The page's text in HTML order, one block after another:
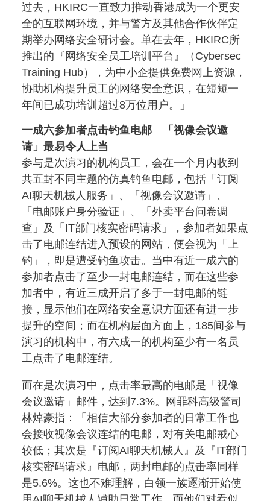
过去，HKIRC一直致力推动香港成为一个更安
全的互联网环境，并与警方及其他合作伙伴定
期举办网络安全研讨会。单在去年，HKIRC所
推出的『网络安全员工培训平台』（Cybersec
Training Hub），为中小企提供免费网上资源，
协助机构提升员工的网络安全意识，在短短一
年间已成功培训超过8万位用户。」
一成六参加者点击钓鱼电邮 「视像会议邀
请」最易令人上当
参与是次演习的机构员工，会在一个月内收到
共五封不同主题的仿真钓鱼电邮，包括「订阅
AI聊天机械人服务」、「视像会议邀请」、
「电邮账户身分验证」、「外卖平台问卷调
查」及「IT部门核实密码请求」，参加者如果点
击了电邮连结进入预设的网站，便会视为「上
钓」，即是遭受钓鱼攻击。当中有近一成六的
参加者点击了至少一封电邮连结，而在这些参
加者中，有近三成开启了多于一封电邮的链
接，显示他们在网络安全意识方面还有进一步
提升的空间；而在机构层面方面上，185间参与
演习的机构中，有六成一的机构至少有一名员
工点击了电邮连结。
而在是次演习中，点击率最高的电邮是「视像
会议邀请」邮件，达到7.3%。网罪科高级警司
林焯豪指：「相信大部分参加者的日常工作也
会接收视像会议连结的电邮，对有关电邮戒心
较低；其次是『订阅AI聊天机械人』及『IT部门
核实密码请求』电邮，两封电邮的点击率同样
是5.6%。这也不难理解，白领一族逐渐开始使